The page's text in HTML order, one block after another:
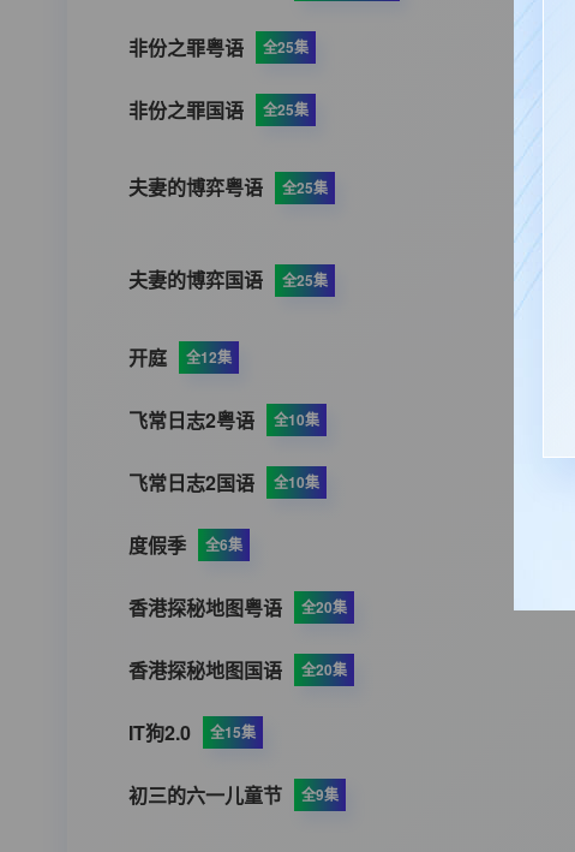
非份之罪粤语 全25集
非份之罪国语 全25集
夫妻的博弈粤语 全25集
夫妻的博弈国语 全25集
开庭 全12集
飞常日志2粤语 全10集
飞常日志2国语 全10集
度假季 全6集
香港探秘地图粤语 全20集
香港探秘地图国语 全20集
IT狗2.0 全15集
初三的六一儿童节 全9集